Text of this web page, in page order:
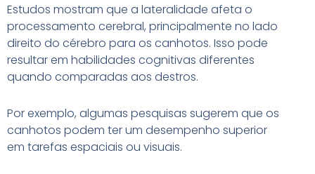
Estudos mostram que a lateralidade afeta o
processamento cerebral, principalmente no lado
direito do cérebro para os canhotos. Isso pode
resultar em habilidades cognitivas diferentes
quando comparadas aos destros.
Por exemplo, algumas pesquisas sugerem que os
canhotos podem ter um desempenho superior
em tarefas espaciais ou visuais.